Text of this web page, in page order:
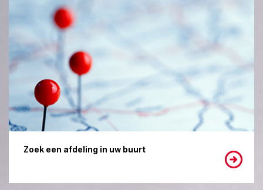
Zoek een afdeling in uw buurt